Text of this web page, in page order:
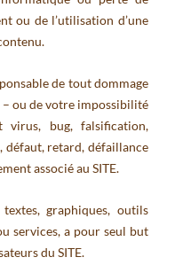
ou de l’utilisation d’une
de tout dommage
ou de votre impossibilité
virus, bug, falsification,
défaut, retard, défaillance
associé au SITE.
graphiques, outils
services, a pour seul but
du SITE.